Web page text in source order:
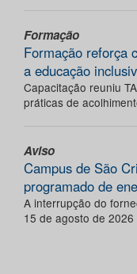
Formação
Formação reforça
a educação
Capacitação reuniu
práticas de
Aviso
Campus de São
programado de
A interrupção do
15 de agosto de 2026